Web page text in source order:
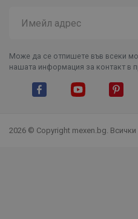
Може да се отпишете във всеки
нашата информация за контакт в
2026 © Copyright mexen.bg. Всички